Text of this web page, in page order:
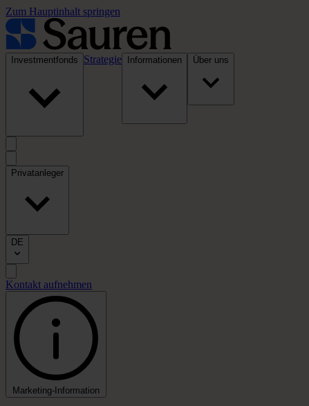
Zum Hauptinhalt springen
Investmentfonds Strategie Informationen Über uns
Privatanleger
DE
Kontakt aufnehmen
Marketing-Information